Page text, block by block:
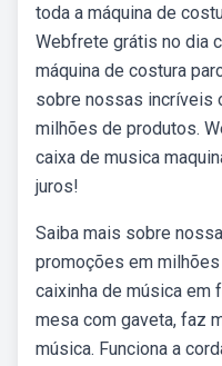
toda a máquina de
Webfrete grátis no dia
máquina de costura
sobre nossas incríveis
milhões de produtos.
caixa de musica
juros!
Saiba mais sobre
promoções em
caixinha de música em
mesa com gaveta, faz
música. Funciona a